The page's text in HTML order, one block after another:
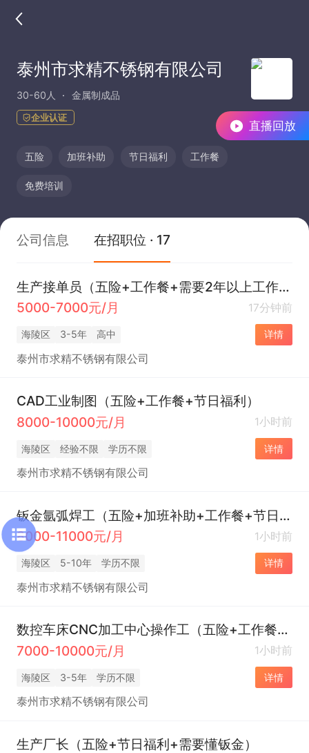
直播回放
泰州市求精不锈钢有限公司
30-60人 金属制成品
企业认证
五险 加班补助 节日福利 工作餐
免费培训
公司信息 在招职位 · 17
生产接单员（五险+工作餐+需要2年以上工作经验）
5000-7000元/月
17分钟前
海陵区 3-5年 高中 详情
泰州市求精不锈钢有限公司
CAD工业制图（五险+工作餐+节日福利）
8000-10000元/月
1小时前
海陵区 经验不限 学历不限 详情
泰州市求精不锈钢有限公司
钣金氩弧焊工（五险+加班补助+工作餐+节日福利）
8000-11000元/月
1小时前
海陵区 5-10年 学历不限 详情
泰州市求精不锈钢有限公司
数控车床CNC加工中心操作工（五险+工作餐+节日福利）
7000-10000元/月
1小时前
海陵区 3-5年 学历不限 详情
泰州市求精不锈钢有限公司
生产厂长（五险+节日福利+需要懂钣金）